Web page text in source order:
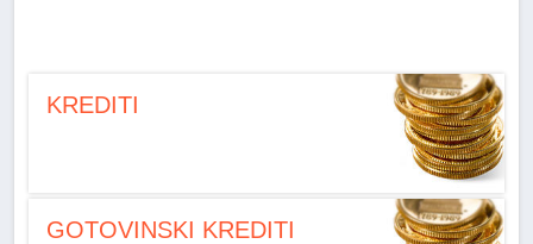
KREDITI
GOTOVINSKI KREDITI